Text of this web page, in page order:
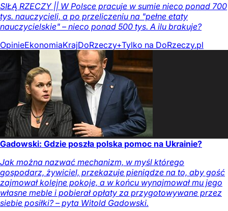
SIŁĄ RZECZY || W Polsce pracuje w sumie nieco ponad 700
tys. nauczycieli, a po przeliczeniu na "pełne etaty
nauczycielskie" – nieco ponad 500 tys. A ilu brakuje?
OpinieEkonomiaKrajDoRzeczy+Tylko na DoRzeczy.pl
Gadowski: Gdzie poszła polska pomoc na Ukrainie?
Jak można nazwać mechanizm, w myśl którego
gospodarz, żywiciel, przekazuje pieniądze na to, aby gość
zajmował kolejne pokoje, a w końcu wynajmował mu jego
własne meble i pobierał opłaty za przygotowywane przez
siebie posiłki? – pyta Witold Gadowski.